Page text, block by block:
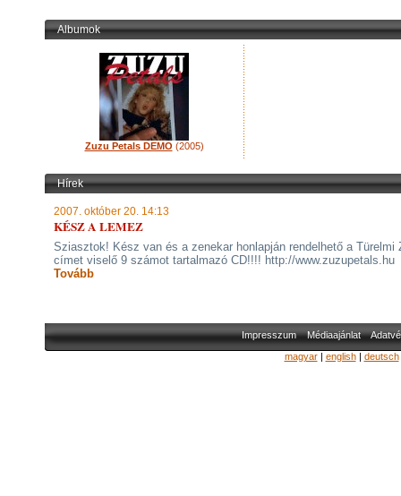
Albumok
Zuzu Petals DEMO (2005)
Hírek
2007. október 20. 14:13
KÉSZ A LEMEZ
Sziasztok! Kész van és a zenekar honlapján rendelhető a Türelmi
címet viselő 9 számot tartalmazó CD!!!! http://www.zuzupetals.hu
Tovább
Impresszum Médiaajánlat
magyar| english| deutsch